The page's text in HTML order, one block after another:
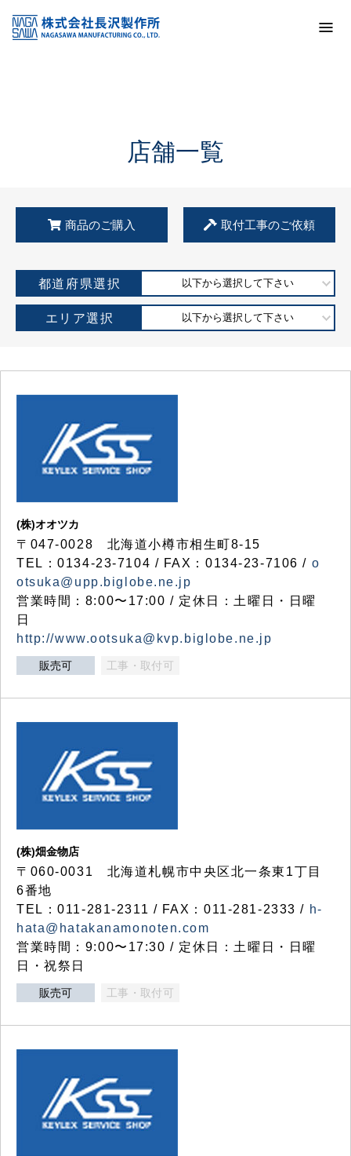
KSS加盟店・取扱店情報
店舗一覧
店舗一覧
商品のご購入 取付工事のご依頼
都道府県選択 以下から選択して下さい
エリア選択 以下から選択して下さい
(株)オオツカ
〒047-0028 北海道小樽市相生町8-15
TEL：0134-23-7104 / FAX：0134-23-7106 / o
otsuka@upp.biglobe.ne.jp
営業時間：8:00〜17:00 / 定休日：土曜日・日曜
日
http://www.ootsuka@kvp.biglobe.ne.jp
販売可 工事・取付可
(株)畑金物店
〒060-0031 北海道札幌市中央区北一条東1丁目
6番地
TEL：011-281-2311 / FAX：011-281-2333 / h-
hata@hatakanamonoten.com
営業時間：9:00〜17:30 / 定休日：土曜日・日曜
日・祝祭日
販売可 工事・取付可